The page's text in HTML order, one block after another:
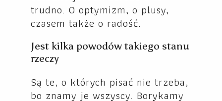
trudno. O optymizm, o plusy,
czasem także o radość.
Jest kilka powodów takiego stanu
rzeczy
Są te, o których pisać nie trzeba,
bo znamy je wszyscy. Borykamy